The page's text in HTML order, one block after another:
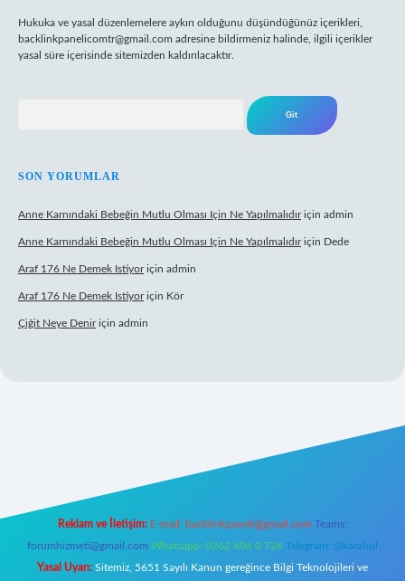
Hukuka ve yasal düzenlemelere aykırı olduğunu düşündüğünüz içerikleri,
backlinkpanelicomtr@gmail.com adresine bildirmeniz halinde, ilgili içerikler
yasal süre içerisinde sitemizden kaldırılacaktır.
SON YORUMLAR
Anne Karnındaki Bebeğin Mutlu Olması Için Ne Yapılmalıdıriçin admin
Anne Karnındaki Bebeğin Mutlu Olması Için Ne Yapılmalıdıriçin Dede
Araf 176 Ne Demek Istiyoriçin admin
Araf 176 Ne Demek Istiyoriçin Kör
Çiğit Neye Deniriçin admin
Reklam ve İletişim: E-mail: backlinkpaneli@gmail.com Teams:
forumhizmeti@gmail.com Whatsapp: 0262 606 0 726 Telegram: @karabul
Yasal Uyarı: Sitemiz, 5651 Sayılı Kanun gereğince Bilgi Teknolojileri ve